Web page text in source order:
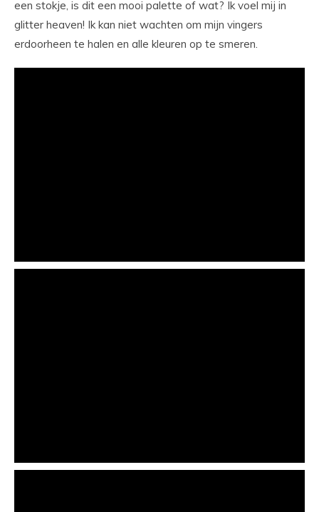
een stokje, is dit een mooi palette of wat? Ik voel mij in
glitter heaven! Ik kan niet wachten om mijn vingers
erdoorheen te halen en alle kleuren op te smeren.